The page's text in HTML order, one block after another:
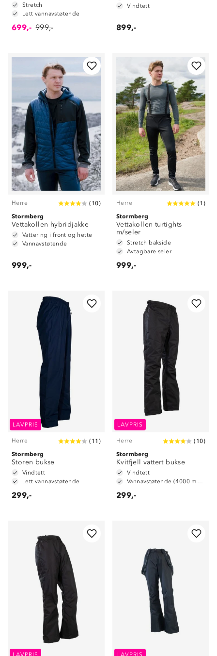
Stretch
Lett vannavstøtende
699,- 999,-
Vindtett
899,-
Herre ( 10)
Stormberg
Vettakollen hybridjakke
Vattering i front og hette
Vannavstøtende
999,-
Herre (1 )
Stormberg
Vettakollen turtights
m/seler
Stretch bakside
Avtagbare seler
999,-
LAVPRIS
Herre ( 11 )
Stormberg
Storen bukse
Vindtett
Lett vannavstøtende
299,-
LAVPRIS
Herre ( 10)
Stormberg
Kvitfjell vattert bukse
Vindtett
Vannavstøtende (4000 mm vannsøyle)
299,-
LAVPRIS LAVPRIS